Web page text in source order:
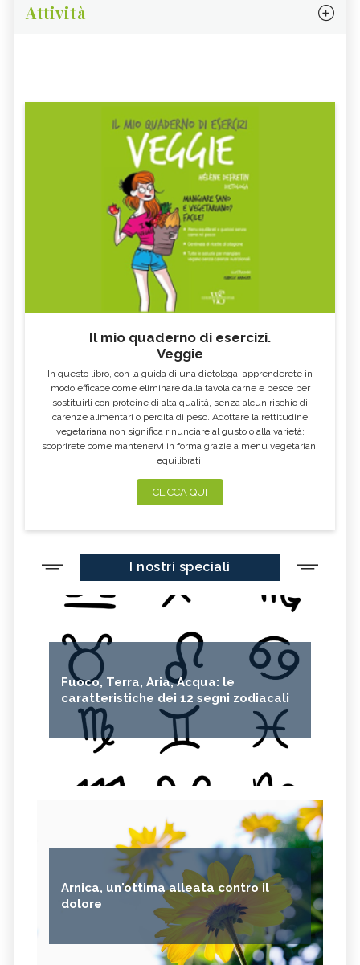
Attività
Il mio quaderno di esercizi.
Veggie
In questo libro, con la guida di una dietologa, apprenderete in
modo efficace come eliminare dalla tavola carne e pesce per
sostituirli con proteine di alta qualità, senza alcun rischio di
carenze alimentari o perdita di peso. Adottare la rettitudine
vegetariana non significa rinunciare al gusto o alla varietà:
scoprirete come mantenervi in forma grazie a menu vegetariani
equilibrati!
CLICCA QUI
I nostri speciali
Fuoco, Terra, Aria, Acqua: le
caratteristiche dei 12 segni zodiacali
Arnica, un'ottima alleata contro il
dolore